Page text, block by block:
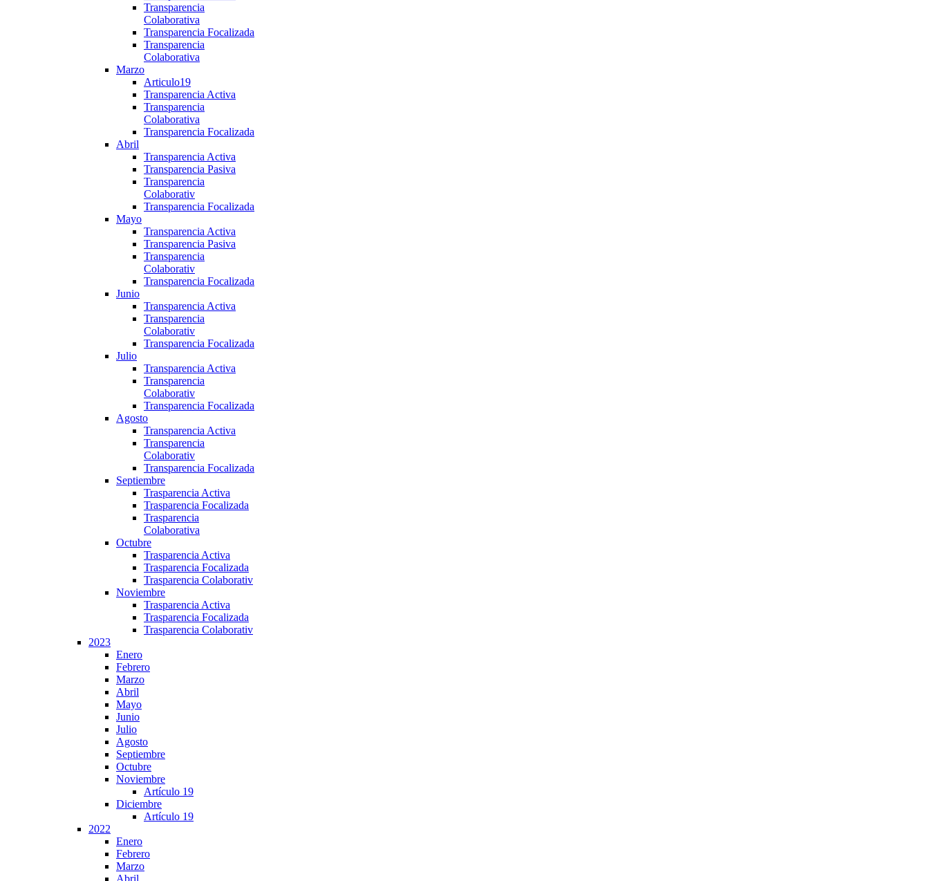
Transparencia
Colaborativa
Transparencia Focalizada
Transparencia
Colaborativa
Marzo
Articulo19
Transparencia Activa
Transparencia
Colaborativa
Transparencia Focalizada
Abril
Transparencia Activa
Transparencia Pasiva
Transparencia
Colaborativ
Transparencia Focalizada
Mayo
Transparencia Activa
Transparencia Pasiva
Transparencia
Colaborativ
Transparencia Focalizada
Junio
Transparencia Activa
Transparencia
Colaborativ
Transparencia Focalizada
Julio
Transparencia Activa
Transparencia
Colaborativ
Transparencia Focalizada
Agosto
Transparencia Activa
Transparencia
Colaborativ
Transparencia Focalizada
Septiembre
Trasparencia Activa
Trasparencia Focalizada
Trasparencia
Colaborativa
Octubre
Trasparencia Activa
Trasparencia Focalizada
Trasparencia Colaborativ
Noviembre
Trasparencia Activa
Trasparencia Focalizada
Trasparencia Colaborativ
2023
Enero
Febrero
Marzo
Abril
Mayo
Junio
Julio
Agosto
Septiembre
Octubre
Noviembre
Artículo 19
Diciembre
Artículo 19
2022
Enero
Febrero
Marzo
Abril